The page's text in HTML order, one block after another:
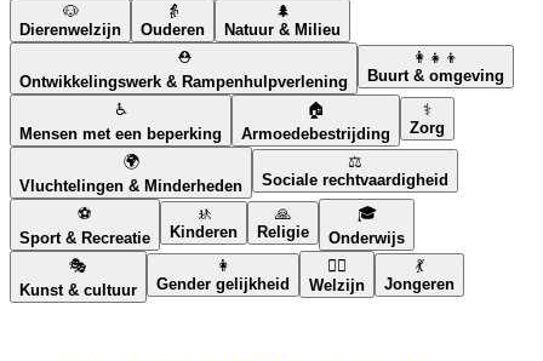
🐶
Dierenwelzijn
👵
Ouderen
🌲
Natuur & Milieu
⛑️
Ontwikkelingswerk & Rampenhulpverlening
👩‍👧‍👦
Buurt & omgeving
♿
Mensen met een beperking
🏠
Armoedebestrijding
⚕️
Zorg
🌍
Vluchtelingen & Minderheden
⚖️
Sociale rechtvaardigheid
⚽
Sport & Recreatie
🚸
Kinderen
🙏
Religie
🎓
Onderwijs
🎭
Kunst & cultuur
👩
Gender gelijkheid
🧘‍♀️
Welzijn
💃
Jongeren